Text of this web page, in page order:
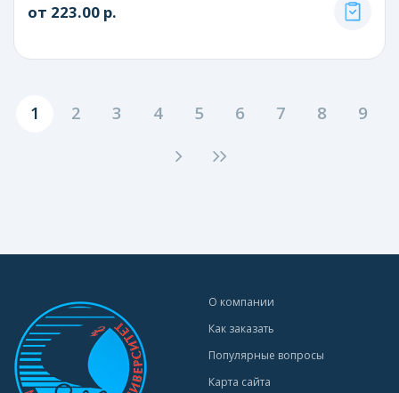
от 223.00 р.
1 2 3 4 5 6 7 8 9
О компании
Как заказать
Популярные вопросы
Карта сайта